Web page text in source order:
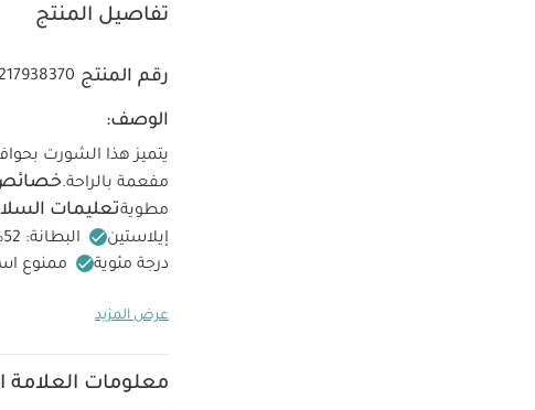
تفاصيل المنتج
رقم المنتج
الوصف:
يتميز هذا الشورت
مفعمة بالراحة.خصائص
مطويةتعليمات
إيلاستين
البطانة: 52‏‏%‏‏ كتان 48‏‏%‏‏ قطن
درجة مئوية
ممنوع
أيضاً:طقم ألبسة قطعةعرض المزيد
معلومات العلامة